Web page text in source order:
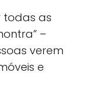
todas as
–
verem
e